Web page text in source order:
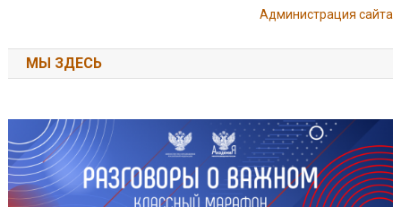
Администрация сайта
МЫ ЗДЕСЬ